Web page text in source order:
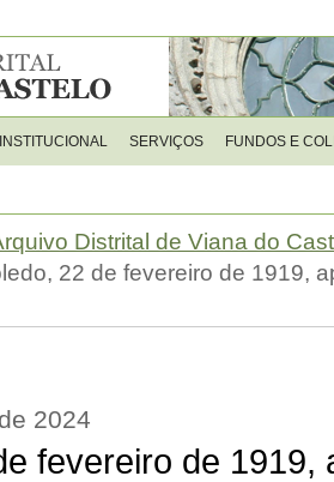
SERVIÇOS FUNDOS E
Distrital de Viana do
22 de fevereiro de 1919,
2024
fevereiro de 1919,